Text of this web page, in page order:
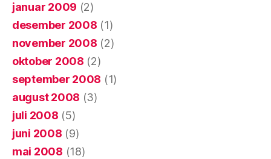
januar 2009 (2)
desember 2008 (1)
november 2008 (2)
oktober 2008 (2)
september 2008 (1)
august 2008 (3)
juli 2008 (5)
juni 2008 (9)
mai 2008 (18)